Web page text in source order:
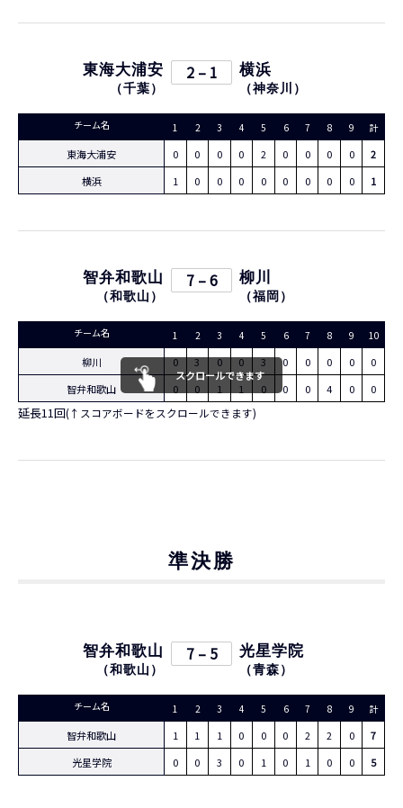
東海大浦安
（千葉 ）
2 – 1 横浜
（神奈川 ）
チーム名 1 2 3 4 5 6 7 8 9 計
東海大浦安 0 0 0 0 2 0 0 0 0
2
横浜
1 0 0 0 0 0 0 0 0 1
智弁和歌山
（和歌山 ）
7 – 6 柳川
（福岡 ）
スクロールできます
チーム名 1 2 3 4 5 6 7 8 9 10
柳川 0 3 0 0 3 0 0 0 0 0
智弁和歌山
0 0 1 1 0 0 0 4 0 0
延長11回(↑スコアボードをスクロールできます)
準決勝
智弁和歌山
（和歌山 ）
7 – 5 光星学院
（青森 ）
チーム名 1 2 3 4 5 6 7 8 9 計
智弁和歌山 1 1 1 0 0 0 2 2 0
7
光星学院
0 0 3 0 1 0 1 0 0 5